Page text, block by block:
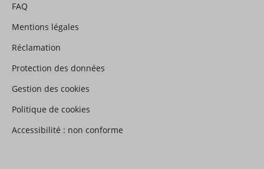
FAQ
Mentions légales
Réclamation
Protection des données
Gestion des cookies
Politique de cookies
Accessibilité : non conforme